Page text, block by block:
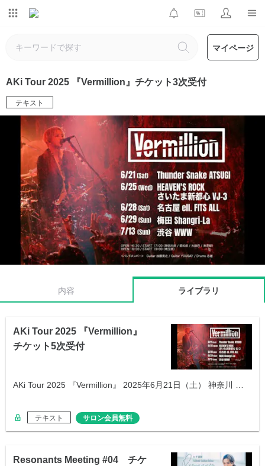
マイページ
AKi Tour 2025 『Vermillion』チケット3次受付
テキスト
内容 ライブラリ
AKi Tour 2025 『Vermillion』
チケット5次受付
AKi Tour 2025 『Vermillion』 2025年6月21日（土） 神奈川 …
テキスト サロン会員無料
Resonants Meeting #04 チケ